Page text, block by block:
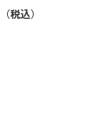
（税込）